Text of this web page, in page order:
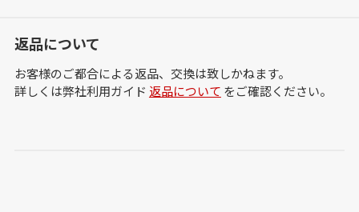
返品について
お客様のご都合による返品、交換は致しかねます。
詳しくは弊社利用ガイド 返品について をご確認ください。